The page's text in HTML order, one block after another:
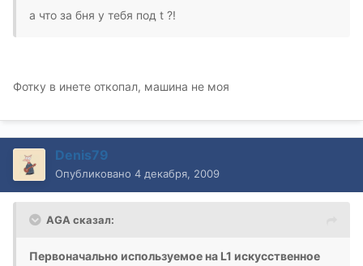
а что за бня у тебя под t ?!
Фотку в инете откопал, машина не моя
Denis79
Опубликовано 4 декабря, 2009
AGA сказал:
Первоначально используемое на L1 искусственное